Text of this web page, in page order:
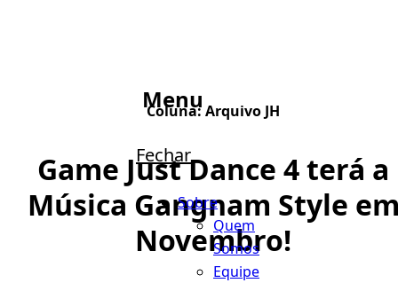
Menu
Fechar
Sobre
Quem
Somos
Equipe
Coluna:Arquivo JH
Game Just Dance 4 terá a
Música Gangnam Style
Novembro!